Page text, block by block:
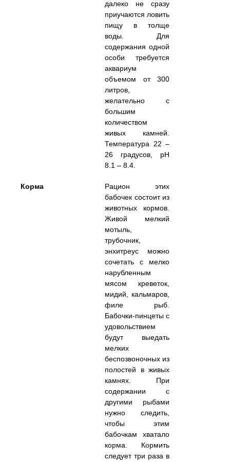
далеко не сразу
приучаются ловить
пищу в толще
воды. Для
содержания одной
особи требуется
аквариум
объемом от 300
литров,
желательно с
большим
количеством
живых камней.
Температура 22 –
26 градусов, pH
8.1 – 8.4.
Корма
Рацион этих
бабочек состоит из
животных кормов.
Живой мелкий
мотыль,
трубочник,
энхитреус можно
сочетать с мелко
нарубленным
мясом креветок,
мидий, кальмаров,
филе рыб.
Бабочки-пинцеты с
удовольствием
будут выедать
мелких
беспозвоночных из
полостей в живых
камнях. При
содержании с
другими рыбами
нужно следить,
чтобы этим
бабочкам хватало
корма. Кормить
следует три раза в